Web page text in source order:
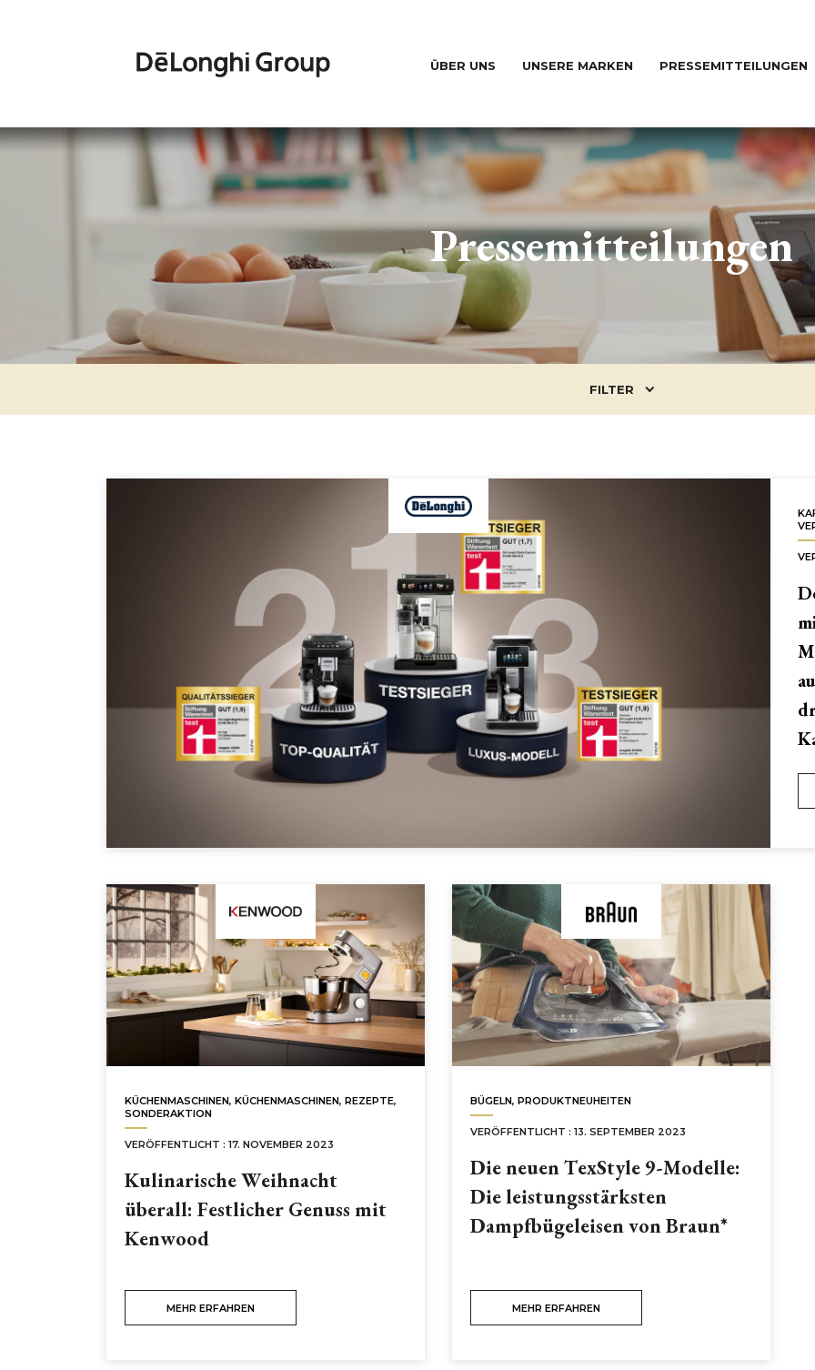
ÜBER UNS UNSERE MARKEN PRESSEMITTEILUNGEN
Pressemitteilungen
×UNCATEGORIZED
FILTER
KÜCHENMASCHINEN, KÜCHENMASCHINEN, REZEPTE,
SONDERAKTION
VERÖFFENTLICHT : 17. NOVEMBER 2023
Kulinarische Weihnacht
überall: Festlicher Genuss mit
Kenwood
MEHR ERFAHREN
BÜGELN, PRODUKTNEUHEITEN
VERÖFFENTLICHT : 13. SEPTEMBER 2023
Die neuen TexStyle 9-Modelle:
Die leistungsstärksten
Dampfbügeleisen von Braun*
MEHR ERFAHREN